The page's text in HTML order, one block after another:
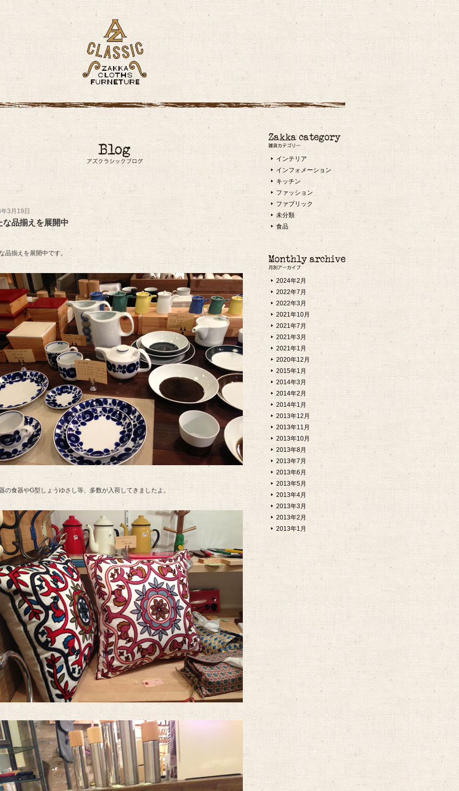
3月19日
な品揃えを展開中
品揃えを展開中です。
の食器やG型しょうゆさし等、多数が入荷してきましたよ。
インテリア
インフォメーション
キッチン
ファッション
ファブリック
未分類
食品
2024年2月
2022年7月
2022年3月
2021年10月
2021年7月
2021年3月
2021年1月
2020年12月
2015年1月
2014年3月
2014年2月
2014年1月
2013年12月
2013年11月
2013年10月
2013年8月
2013年7月
2013年6月
2013年5月
2013年4月
2013年3月
2013年2月
2013年1月